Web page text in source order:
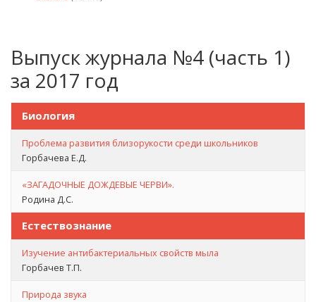
Выпуск журнала №4 (часть 1)
за 2017 год
Биология
Проблема развития близорукости среди школьников
Горбачева Е.Д.
«ЗАГАДОЧНЫЕ ДОЖДЕВЫЕ ЧЕРВИ».
Родина Д.С.
Естествознание
Изучение антибактериальных свойств мыла
Горбачев Т.П.
Природа звука